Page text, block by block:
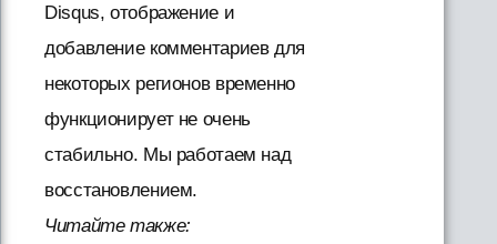
Disqus, отображение и
добавление комментариев для
некоторых регионов временно
функционирует не очень
стабильно. Мы работаем над
восстановлением.
Читайте также: